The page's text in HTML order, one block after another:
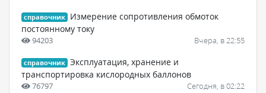
справочник
Измерение сопротивления обмоток
постоянному току
94203 Вчера, в 22:55
справочник Эксплуатация, хранение и
транспортировка кислородных баллонов
76797 Сегодня, в 02:22